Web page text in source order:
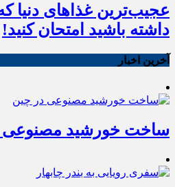
عجیب‌ترین غذاهای دنیا
داشته باشید امتحان کنید!
آخرین اخبار
ساخت خورشید مصنوعی